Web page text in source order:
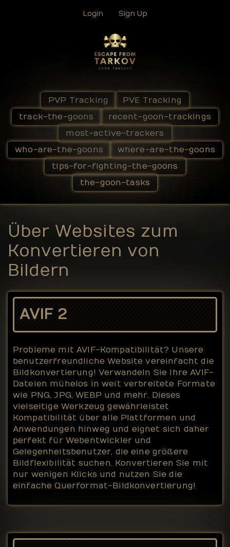
Login Sign Up
PVP Tracking
PVE Tracking
track-the-goons
recent-goon-trackings
most-active-trackers
who-are-the-goons
where-are-the-goons
tips-for-fighting-the-goons
the-goon-tasks
Über Websites zum
Konvertieren von
Bildern
AVIF 2
Probleme mit AVIF-Kompatibilität? Unsere
benutzerfreundliche Website vereinfacht die
Bildkonvertierung! Verwandeln Sie Ihre AVIF-
Dateien mühelos in weit verbreitete Formate
wie PNG, JPG, WEBP und mehr. Dieses
vielseitige Werkzeug gewährleistet
Kompatibilität über alle Plattformen und
Anwendungen hinweg und eignet sich daher
perfekt für Webentwickler und
Gelegenheitsbenutzer, die eine größere
Bildflexibilität suchen. Konvertieren Sie mit
nur wenigen Klicks und nutzen Sie die
einfache Querformat-Bildkonvertierung!